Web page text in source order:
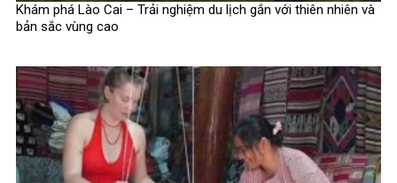
Khám phá Lào Cai – Trải nghiệm du lịch gắn với thiên nhiên và
bản sắc vùng cao